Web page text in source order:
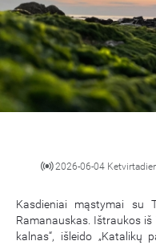
2026-06-04
Kasdieniai mąstymai su
Ramanauskas. Ištraukos
kalnas“, išleido „Katalikų